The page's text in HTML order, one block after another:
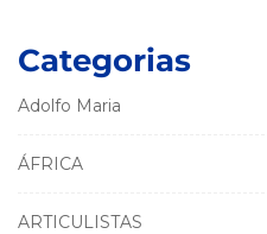
Categorias
Adolfo Maria
ÁFRICA
ARTICULISTAS